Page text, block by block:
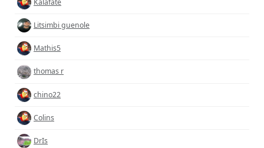
Litsimbi guenole
Mathis5
thomas r
chino22
Colins
DrIs